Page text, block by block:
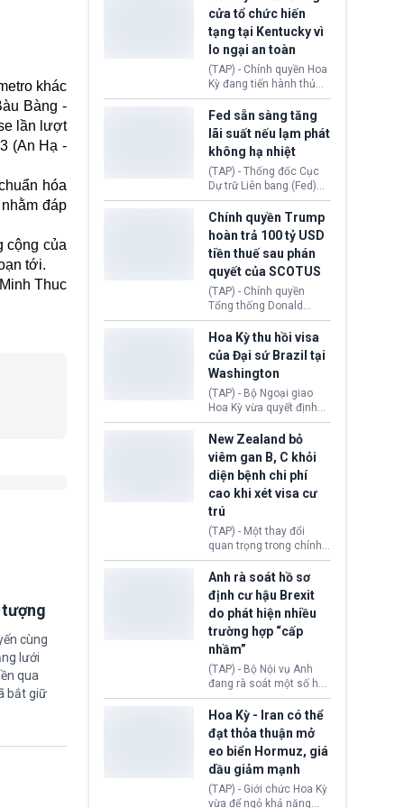
khác
Bàng -
lần lượt
(An Hạ -
hóa
đáp
cộng của
tới.
Minh Thuc
cùng
lưới
qua
bắt giữ
nhằm duy trì hoạt động
Chủ tịch Gianni Infantino
tiếp tục đối mặt cáo
buộc dùng sức ép tài
chính để đổi lấy sự ủng
chính trị từ Liên đoàn
Bóng đá Jordan. Trước
áp lực dồn dập, FIFA phải
tổ chức cuộc họp khẩn ở
Morocco.
cửa tổ chức hiến
tạng tại Kentucky vì
lo ngại an toàn
(TAP) - Chính quyền Hoa
Kỳ đang tiến hành thủ
tục thu hồi chứng nhận
hoạt động của tổ chức
hiến tạng Network for
Hope (bang Kentucky).
Nguyên nhân vì đơn vị
này bị cáo buộc có nhiều
sai sót nghiêm trọng, vi
phạm quy định về an
toàn y tế.
Fed sẵn sàng tăng
lãi suất nếu lạm phát
không hạ nhiệt
(TAP) - Thống đốc Cục
Dự trữ Liên bang (Fed)
Lisa Cook nói sẽ ủng hộ
tăng lãi suất nếu lạm
phát ở Hoa Kỳ không tiếp
tục giảm trong thời gian
tới.
Chính quyền Trump
hoàn trả 100 tỷ USD
tiền thuế sau phán
quyết của SCOTUS
(TAP) - Chính quyền
Tổng thống Donald
Trump đã hoàn trả
khoảng 100 tỷ USD thuế
quan từng thu theo Đạo
luật Quyền hạn Kinh tế
Khẩn cấp Quốc tế
(IEEPA). Động thái này
diễn ra sau phán quyết
hồi tháng 2 bởi Tòa án
Tối cao Hoa Kỳ
(SCOTUS) khi tuyên bố,
việc áp thuế diện rộng là
hoàn toàn bất hợp pháp.
Hoa Kỳ thu hồi visa
của Đại sứ Brazil tại
Washington
(TAP) - Bộ Ngoại giao
Hoa Kỳ vừa quyết định
thu hồi thị thực (visa)
của bà Maria Luiza
Ribeiro Viotti - Đại sứ
Brazil tại Washington.
Động thái trên diễn ra
trong bối cảnh tranh
chấp ngoại giao giữa
chính quyền Tổng thống
Donald Trump và chính
phủ cánh tả Tổng thống
da Silva đang leo thang
gay gắt.
New Zealand bỏ
viêm gan B, C khỏi
diện bệnh chi phí
cao khi xét visa cư
trú
(TAP) - Một thay đổi
quan trọng trong chính
sách nhập cư của New
Zealand đang mở ra
thêm cơ hội cho nhiều
người muốn định cư. Từ
nay, người mắc viêm
gan B hoặc viêm gan C
sẽ không còn bị mặc
định không đáp ứng tiêu
chuẩn sức khỏe chỉ vì
chi phí điều trị khi nộp hồ
Anh rà soát hồ sơ
định cư hậu Brexit
do phát hiện nhiều
trường hợp “cấp
nhầm”
(TAP) - Bộ Nội vụ Anh
đang rà soát một số hồ
sơ thuộc Chương trình
Định cư EU (EU
Settlement Scheme -
EUSS) sau khi xác định
có trường hợp được cấp
quy chế cư trú hậu
Brexit “do nhầm lẫn”.
Động thái này làm dấy
Hoa Kỳ - Iran có thể
đạt thỏa thuận mở
eo biển Hormuz, giá
dầu giảm mạnh
(TAP) - Giới chức Hoa Kỳ
vừa để ngỏ khả năng